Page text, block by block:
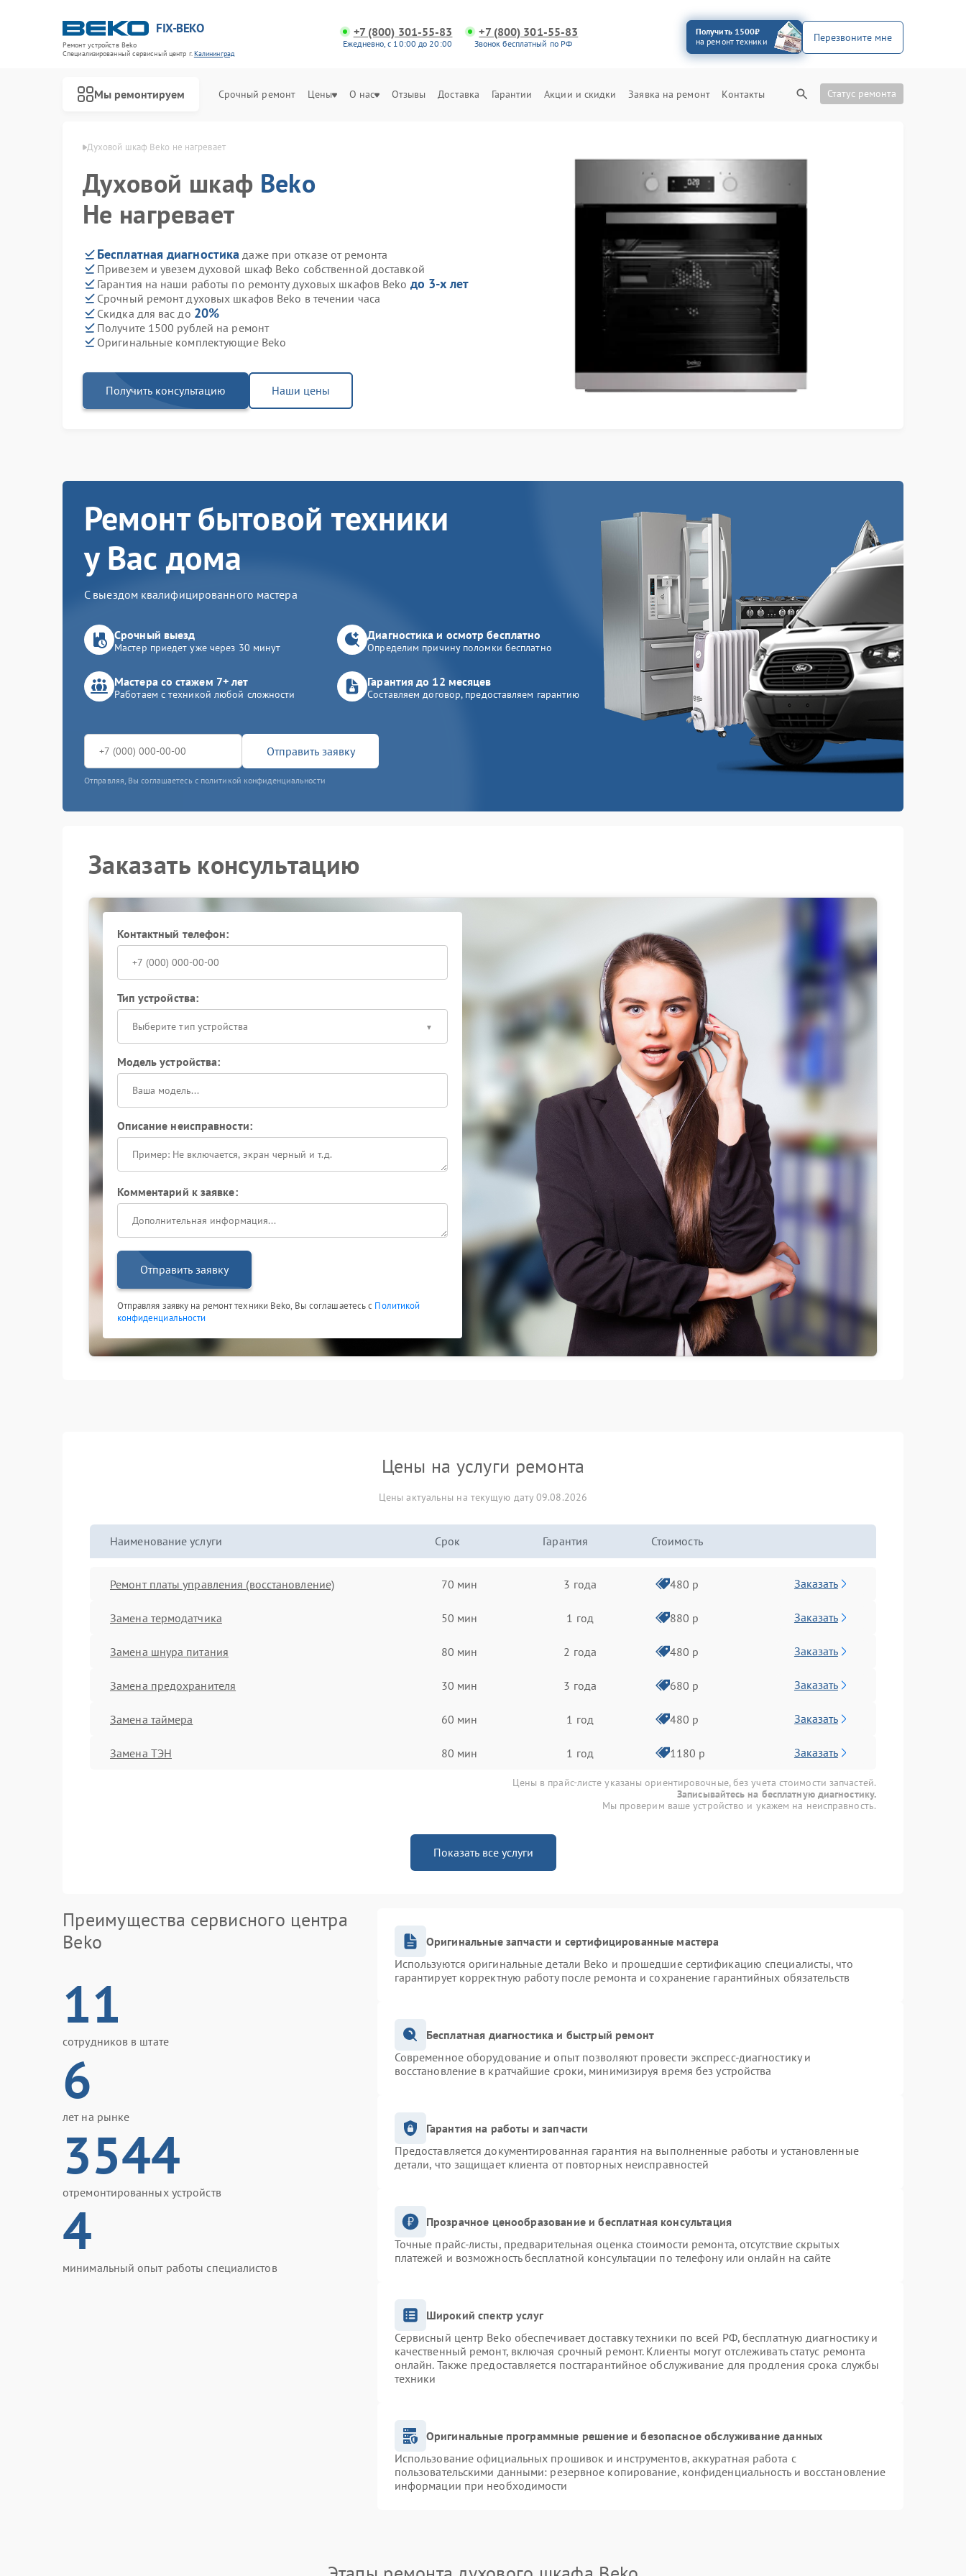
FIX-BEKO
Ремонт устройств Beko
Специализированный cервисный центр г.Калининград
+7 (800) 301-55-83
Ежедневно, с 10:00 до 20:00
+7 (800) 301-55-83
Звонок бесплатный по РФ
Получить 1500₽
на ремонт техники
Перезвоните мне
Мы ремонтируем Срочный ремонт Цены О нас Отзывы Доставка Гарантии Акции и скидки Заявка на ремонт Контакты Статус ремонта
Духовой шкаф Beko не нагревает
Духовой шкаф Beko
Не нагревает
Бесплатная диагностика даже при отказе от ремонта
Привезем и увезем духовой шкаф Beko собственной доставкой
Гарантия на наши работы по ремонту духовых шкафов Beko до 3-х лет
Срочный ремонт духовых шкафов Beko в течении часа
Скидка для вас до 20%
Получите 1500 рублей на ремонт
Оригинальные комплектующие Beko
Получить консультацию Наши цены
Ремонт бытовой техники
у Вас дома
С выездом квалифицированного мастера
Срочный выезд
Мастер приедет уже через 30 минут
Диагностика и осмотр бесплатно
Определим причину поломки бесплатно
Мастера со стажем 7+ лет
Работаем с техникой любой сложности
Гарантия до 12 месяцев
Составляем договор, предоставляем гарантию
Отправить заявку
Отправляя, Вы соглашаетесь с политикой конфиденциальности
Заказать консультацию
Контактный телефон:
Тип устройства:
Выберите тип устройства
Модель устройства:
Описание неисправности:
Комментарий к заявке:
Отправить заявку
Отправляя заявку на ремонт техники Beko, Вы соглашаетесь с Политикой
конфиденциальности
Цены на услуги ремонта
Цены актуальны на текущую дату 09.08.2026
Наименование услуги Срок Гарантия Стоимость
Ремонт платы управления (восстановление) 70 мин 3 года 480 р Заказать
Замена термодатчика 50 мин 1 год 880 р Заказать
Замена шнура питания 80 мин 2 года 480 р Заказать
Замена предохранителя 30 мин 3 года 680 р Заказать
Замена таймера 60 мин 1 год 480 р Заказать
Замена ТЭН 80 мин 1 год 1180 р Заказать
Цены в прайс-листе указаны ориентировочные, без учета стоимости запчастей.
Записывайтесь на бесплатную диагностику.
Мы проверим ваше устройство и укажем на неисправность.
Показать все услуги
Преимущества сервисного центра
Beko
11
сотрудников в штате
6
лет на рынке
3544
отремонтированных устройств
4
минимальный опыт работы специалистов
Оригинальные запчасти и сертифицированные мастера
Используются оригинальные детали Beko и прошедшие сертификацию специалисты, что
гарантирует корректную работу после ремонта и сохранение гарантийных обязательств
Бесплатная диагностика и быстрый ремонт
Современное оборудование и опыт позволяют провести экспресс-диагностику и
восстановление в кратчайшие сроки, минимизируя время без устройства
Гарантия на работы и запчасти
Предоставляется документированная гарантия на выполненные работы и установленные
детали, что защищает клиента от повторных неисправностей
Прозрачное ценообразование и бесплатная консультация
Точные прайс-листы, предварительная оценка стоимости ремонта, отсутствие скрытых
платежей и возможность бесплатной консультации по телефону или онлайн на сайте
Широкий спектр услуг
Сервисный центр Beko обеспечивает доставку техники по всей РФ, бесплатную диагностику и
качественный ремонт, включая срочный ремонт. Клиенты могут отслеживать статус ремонта
онлайн. Также предоставляется постгарантийное обслуживание для продления срока службы
техники
Оригинальные программные решение и безопасное обслуживание данных
Использование официальных прошивок и инструментов, аккуратная работа с
пользовательскими данными: резервное копирование, конфиденциальность и восстановление
информации при необходимости